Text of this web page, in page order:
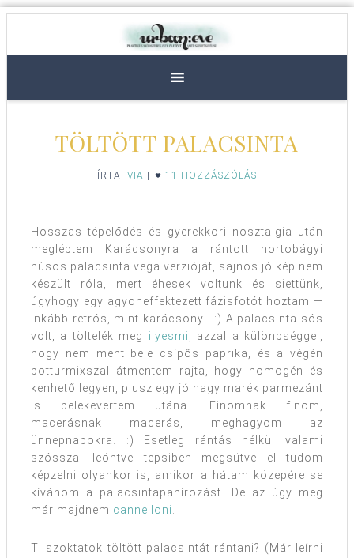
TÖLTÖTT PALACSINTA
ÍRTA: VIA 11 HOZZÁSZÓLÁS
Hosszas tépelődés és gyerekkori nosztalgia után
megléptem Karácsonyra a rántott hortobágyi
húsos palacsinta vega verzióját, sajnos jó kép nem
készült róla, mert éhesek voltunk és siettünk,
úgyhogy egy agyoneffektezett fázisfotót hoztam —
inkább retrós, mint karácsonyi. :) A palacsinta sós
volt, a töltelék meg ilyesmi, azzal a különbséggel,
hogy nem ment bele csípős paprika, és a végén
botturmixszal átmentem rajta, hogy homogén és
kenhető legyen, plusz egy jó nagy marék parmezánt
is belekevertem utána. Finomnak finom,
macerásnak macerás, meghagyom az
ünnepnapokra. :) Esetleg rántás nélkül valami
szósszal leöntve tepsiben megsütve el tudom
képzelni olyankor is, amikor a hátam közepére se
kívánom a palacsintapanírozást. De az úgy meg
már majdnem cannelloni.
Ti szoktatok töltött palacsintát rántani? (Már leírni